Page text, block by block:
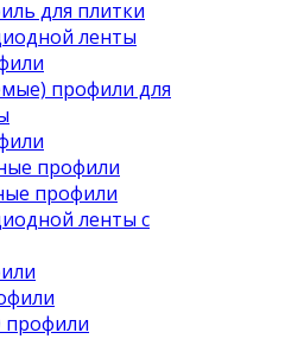
для плитки
ленты
профили для
профили
профили
ленты с
профили